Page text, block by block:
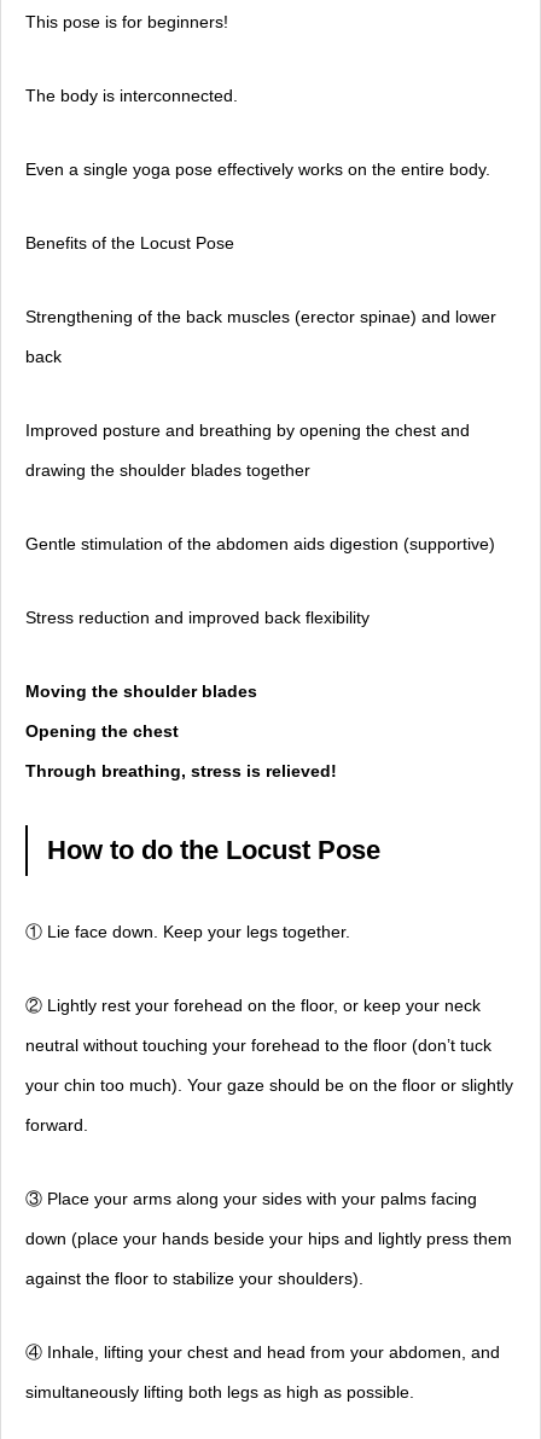
This pose is for beginners!
The body is interconnected.
Even a single yoga pose effectively works on the entire body.
Benefits of the Locust Pose
Strengthening of the back muscles (erector spinae) and lower
back
Improved posture and breathing by opening the chest and
drawing the shoulder blades together
Gentle stimulation of the abdomen aids digestion (supportive)
Stress reduction and improved back flexibility
Moving the shoulder blades
Opening the chest
Through breathing, stress is relieved!
How to do the Locust Pose
① Lie face down. Keep your legs together.
② Lightly rest your forehead on the floor, or keep your neck
neutral without touching your forehead to the floor (don’t tuck
your chin too much). Your gaze should be on the floor or slightly
forward.
③ Place your arms along your sides with your palms facing
down (place your hands beside your hips and lightly press them
against the floor to stabilize your shoulders).
④ Inhale, lifting your chest and head from your abdomen, and
simultaneously lifting both legs as high as possible.